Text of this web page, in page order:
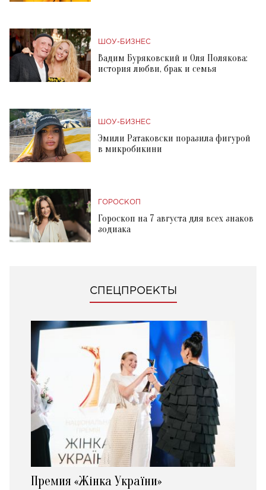
ШОУ-БИЗНЕС
Вадим Буряковский и Оля Полякова:
история любви, брак и семья
ШОУ-БИЗНЕС
Эмили Ратаковски поразила фигурой
в микробикини
ГОРОСКОП
Гороскоп на 7 августа для всех знаков
зодиака
СПЕЦПРОЕКТЫ
Премия «Жінка України»